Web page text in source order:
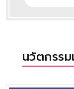
นวัตกรรม